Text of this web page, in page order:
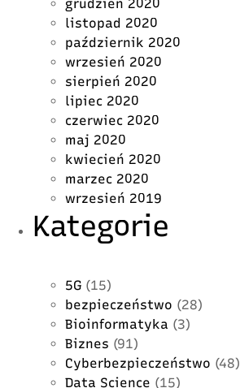
grudzień 2020
listopad 2020
październik 2020
wrzesień 2020
sierpień 2020
lipiec 2020
czerwiec 2020
maj 2020
kwiecień 2020
marzec 2020
wrzesień 2019
Kategorie
5G (15)
bezpieczeństwo (28)
Bioinformatyka (3)
Biznes (91)
Cyberbezpieczeństwo (48)
Data Science (15)